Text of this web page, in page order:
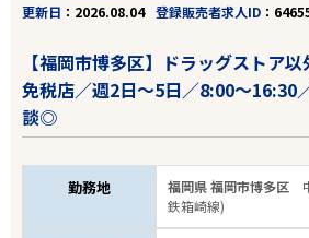
更新日
2026.08.04 登録販売者求人ID
【福岡市博多区】ドラッグストア
免税店／週2日～5日／8:00～16:30
談◎
勤務地 福岡県 福岡市博多区
鉄箱崎線)